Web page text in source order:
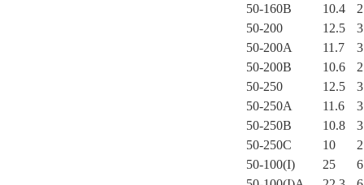
50-160B
10.4
50-200
12.5
50-200A
11.7
50-200B
10.6
50-250
12.5
50-250A
11.6
50-250B
10.8
3
50-250C
10
50-100(I)
25